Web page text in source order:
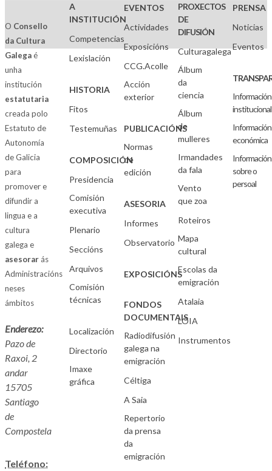
O Consello
da Cultura
Galegaé
unha
institución
estatutaria
creada polo
Estatuto de
Autonomía
de Galicia
para
promover e
difundir a
lingua e a
cultura
galega e
asesorarás
Administracións
neses
ámbitos
Enderezo:
Pazo de
Raxoi, 2
andar
15705
Santiago
de
Compostela
Teléfono:
A
INSTITUCIÓN
Competencias
Lexislación
HISTORIA
Fitos
Testemuñas
COMPOSICIÓN
Presidencia
Comisión
executiva
Plenario
Seccións
Arquivos
Comisión
técnicas
Localización
Directorio
Imaxe
gráfica
EVENTOS
Actividades
Exposicións
CCG.Acolle
Acción
exterior
PUBLICACIÓNS
Normas
de
edición
ASESORIA
Informes
Observatorio
EXPOSICIÓNS
FONDOS
DOCUMENTAIS
Radiodifusión
galega na
emigración
Céltiga
A Saia
Repertorio
da prensa
da
emigración
PROXECTOS
DE
DIFUSIÓN
Culturagalega
Álbum
da
ciencia
Álbum
de
mulleres
Irmandades
da fala
Vento
que zoa
Roteiros
Mapa
cultural
Escolas da
emigración
Atalaia
LOIA
Instrumentos
PRENSA
Noticias
Eventos
Información
institucional
Información
económica
Información
sobre o
persoal